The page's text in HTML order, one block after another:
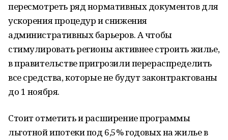
пересмотреть ряд нормативных документов для
ускорения процедур и снижения
административных барьеров. А чтобы
стимулировать регионы активнее строить жилье,
в правительстве пригрозили перераспределить
все средства, которые не будут законтрактованы
до 1 ноября.
Стоит отметить и расширение программы
льготной ипотеки под 6,5% годовых на жилье в